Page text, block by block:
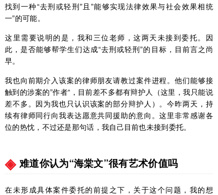
找到一种“去刑或轻刑”且”能够实现法律效果与社会效果相统
一”的可能。
这里需要说明的是，我和三位老师，这两天未接到委托。因
此，是否能够帮学生们达成“去刑或轻刑”的目标，目前言之尚
早。
我也向前期介入该案的律师朋友请教过案件进程。他们能够接
触到的涉案的”作者“，目前差不多都有辩护人（这里，我只能说
差不多。因为我也只认识该案的部分辩护人）。今昨两天，持
续有律师同行向我表达愿意共同援助的意向。这里非常感谢各
位的热忱，不过还是那句话，我自己目前也未接到委托。
难道你认为“海棠文”很有艺术价值吗
在未形成具体案件委托的前提之下，关于这个问题，我的想